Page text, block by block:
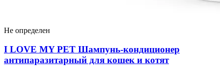
Не определен
I LOVЕ MY PET Шампунь-кондиционер
антипаразитарный для кошек и котят